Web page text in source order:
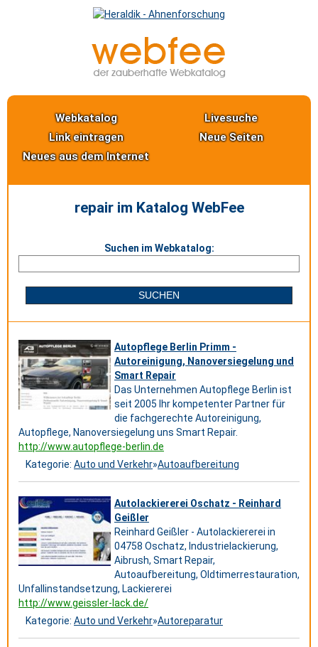
Webkatalog
Livesuche
Link eintragen
Neue Seiten
Neues aus dem Internet
repair im Katalog WebFee
Suchen im Webkatalog:
Autopflege Berlin Primm -
Autoreinigung, Nanoversiegelung und
Smart Repair
Das Unternehmen Autopflege Berlin ist
seit 2005 Ihr kompetenter Partner für
die fachgerechte Autoreinigung,
Autopflege, Nanoversiegelung uns Smart Repair.
http://www.autopflege-berlin.de
Kategorie: Auto und Verkehr»Autoaufbereitung
Autolackiererei Oschatz - Reinhard
Geißler
Reinhard Geißler - Autolackiererei in
04758 Oschatz, Industrielackierung,
Aibrush, Smart Repair,
Autoaufbereitung, Oldtimerrestauration,
Unfallinstandsetzung, Lackiererei
http://www.geissler-lack.de/
Kategorie: Auto und Verkehr»Autoreparatur